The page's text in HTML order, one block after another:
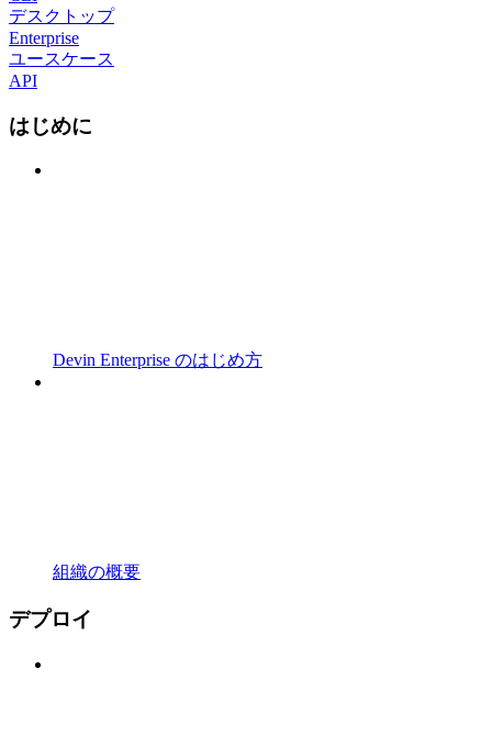
デスクトップ
Enterprise
ユースケース
API
はじめに
Devin Enterprise のはじめ方
組織の概要
デプロイ